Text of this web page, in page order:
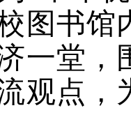
图书馆
一堂，
观点，